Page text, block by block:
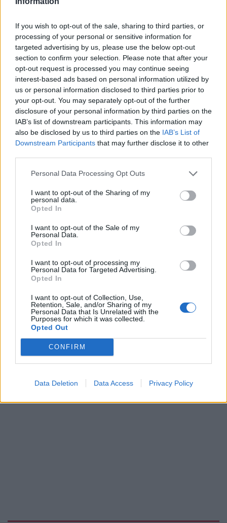
If you wish to opt-out of the sale, sharing to third parties, or
processing of your personal or sensitive information for
targeted advertising by us, please use the below opt-out
section to confirm your selection. Please note that after your
opt-out request is processed you may continue seeing
interest-based ads based on personal information utilized by
us or personal information disclosed to third parties prior to
your opt-out. You may separately opt-out of the further
disclosure of your personal information by third parties on the
IAB’s list of downstream participants. This information may
also be disclosed by us to third parties on the IAB’s List of
Downstream Participants that may further disclose it to other
Personal Data Processing Opt Outs
I want to opt-out of the Sharing of my
personal data.
Opted In
I want to opt-out of the Sale of my
Personal Data.
Opted In
I want to opt-out of processing my
Personal Data for Targeted Advertising.
Opted In
I want to opt-out of Collection, Use,
Retention, Sale, and/or Sharing of my
Personal Data that Is Unrelated with the
Purposes for which it was collected.
Opted Out
CONFIRM
Data Deletion Data Access Privacy Policy